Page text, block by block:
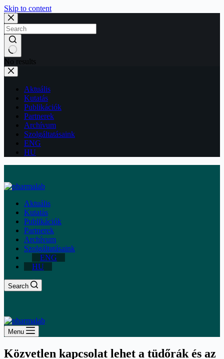
Skip to content
No results
Aktuális
Kutatás
Publikációk
Partnerek
Archívum
Szolgáltatásaink
ENG
HU
Aktuális
Kutatás
Publikációk
Partnerek
Archívum
Szolgáltatásaink
ENG
HU
Search
Menu
Közvetlen kapcsolat lehet a tüdőrák és az